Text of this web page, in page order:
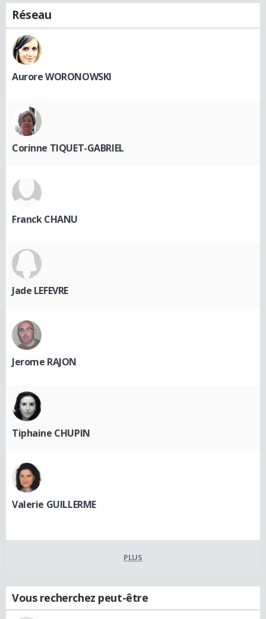
Réseau
Aurore WORONOWSKI
Corinne TIQUET-GABRIEL
Franck CHANU
Jade LEFEVRE
Jerome RAJON
Tiphaine CHUPIN
Valerie GUILLERME
PLUS
Vous recherchez peut-être